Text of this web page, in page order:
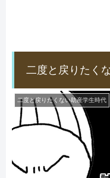
二度と戻りたく
二度と戻りたくない助産学生時代